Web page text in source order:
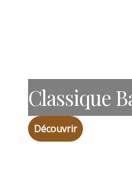
Classique
Découvrir